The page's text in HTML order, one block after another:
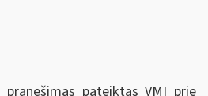
pranešimas pateiktas VMI prie